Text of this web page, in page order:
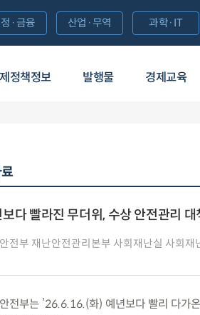
정책정보 발행물 경제교육
·금융 산업·무역 과학·IT
보다 빨라진 무더위, 수상 안전관리 대
전부 재난안전관리본부 사회재난실 사회재
전부는 ’26.6.16.(화) 예년보다 빨리 다가